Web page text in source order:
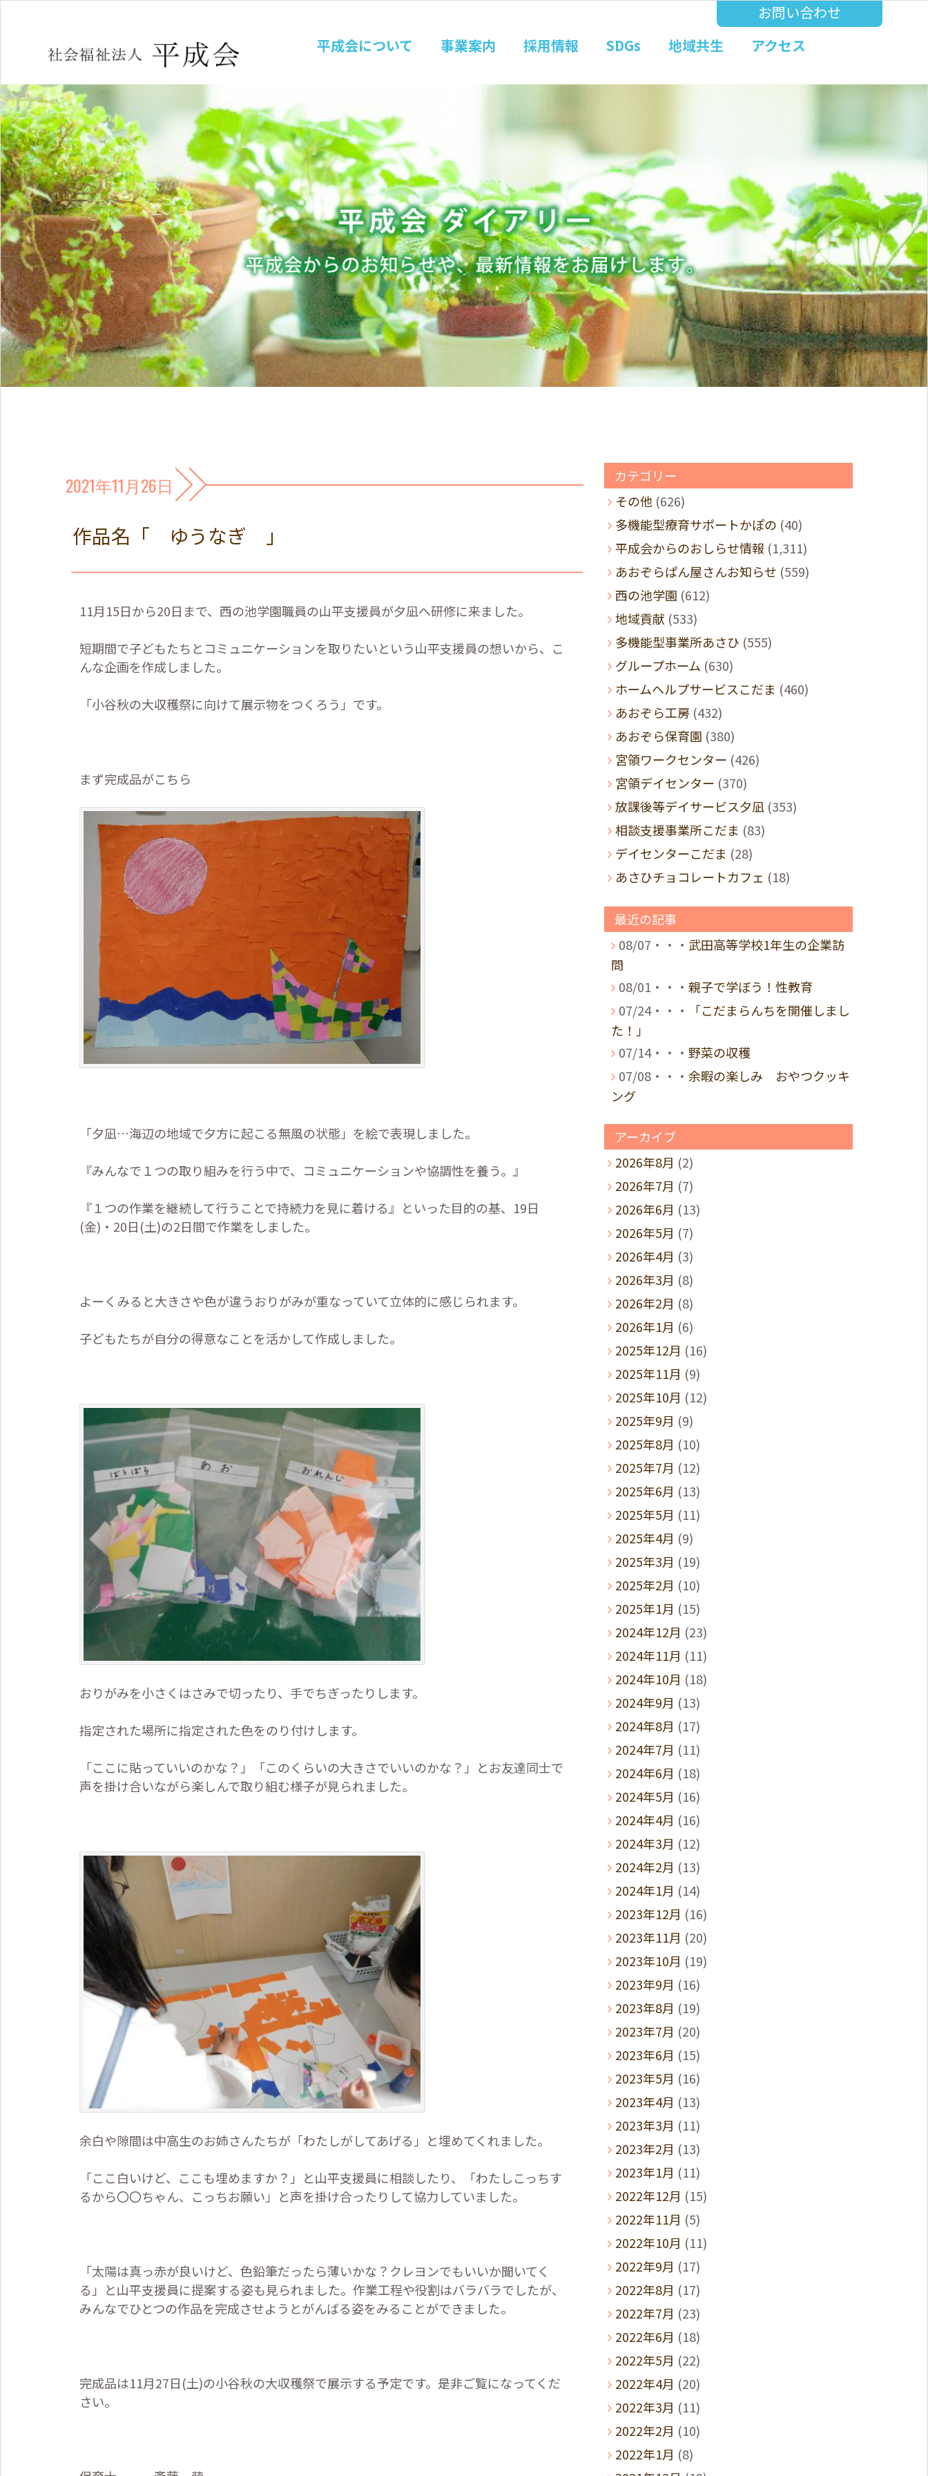
お問い合わせ
平成会について
事業案内 採用情報 SDGs 地域共生 アクセス
2021年11月26日
作品名「 ゆうなぎ 」
11月15日から20日まで、西の池学園職員の山平支援員が夕凪へ研修に来ました。
短期間で子どもたちとコミュニケーションを取りたいという山平支援員の想いから、こ
んな企画を作成しました。
「小谷秋の大収穫祭に向けて展示物をつくろう」です。
まず完成品がこちら
「夕凪…海辺の地域で夕方に起こる無風の状態」を絵で表現しました。
『みんなで１つの取り組みを行う中で、コミュニケーションや協調性を養う。』
『１つの作業を継続して行うことで持続力を見に着ける』といった目的の基、 19日
(金) ・ 20日(土)の2日間で作業をしました。
よーくみると大きさや色が違うおりがみが重なっていて立体的に感じられます。
子どもたちが自分の得意なことを活かして作成しました。
おりがみを小さくはさみで切ったり、手でちぎったりします。
指定された場所に指定された色をのり付けします。
「ここに貼っていいのかな？」「このくらいの大きさでいいのかな？」とお友達同士で
声を掛け合いながら楽しんで取り組む様子が見られました。
余白や隙間は中高生のお姉さんたちが「わたしがしてあげる」と埋めてくれました。
「ここ白いけど、ここも埋めますか？」と山平支援員に相談したり、「わたしこっちす
るから〇〇ちゃん、こっちお願い」と声を掛け合ったりして協力していました。
「太陽は真っ赤が良いけど、色鉛筆だったら薄いかな？クレヨンでもいいか聞いてく
る」と山平支援員に提案する姿も見られました。作業工程や役割はバラバラでしたが、
みんなでひとつの作品を完成させようとがんばる姿をみることができました。
完成品は11月27日(土)の小谷秋の大収穫祭で展示する予定です。是非ご覧になってくだ
さい。
カテゴリー
その他 (626)
多機能型療育サポートかぽの (40)
平成会からのおしらせ情報 (1,311)
あおぞらぱん屋さんお知らせ (559)
西の池学園 (612)
地域貢献 (533)
多機能型事業所あさひ (555)
グループホーム (630)
ホームヘルプサービスこだま (460)
あおぞら工房 (432)
あおぞら保育園 (380)
宮領ワークセンター (426)
宮領デイセンター (370)
放課後等デイサービス夕凪 (353)
相談支援事業所こだま (83)
デイセンターこだま (28)
あさひチョコレートカフェ (18)
最近の記事
08/07・・・ 武田高等学校1年生の企業訪
問
08/01・・・ 親子で学ぼう！性教育
07/24・・・
「こだまらんちを開催しまし
た！」
07/14・・・ 野菜の収穫
07/08・・・ 余暇の楽しみ おやつクッキ
ング
アーカイブ
2026年8月 (2)
2026年7月 (7)
2026年6月 (13)
2026年5月 (7)
2026年4月 (3)
2026年3月 (8)
2026年2月 (8)
2026年1月 (6)
2025年12月 (16)
2025年11月 (9)
2025年10月 (12)
2025年9月 (9)
2025年8月 (10)
2025年7月 (12)
2025年6月 (13)
2025年5月 (11)
2025年4月 (9)
2025年3月 (19)
2025年2月 (10)
2025年1月 (15)
2024年12月 (23)
2024年11月 (11)
2024年10月 (18)
2024年9月 (13)
2024年8月 (17)
2024年7月 (11)
2024年6月 (18)
2024年5月 (16)
2024年4月 (16)
2024年3月 (12)
2024年2月 (13)
2024年1月 (14)
2023年12月 (16)
2023年11月 (20)
2023年10月 (19)
2023年9月 (16)
2023年8月 (19)
2023年7月 (20)
2023年6月 (15)
2023年5月 (16)
2023年4月 (13)
2023年3月 (11)
2023年2月 (13)
2023年1月 (11)
2022年12月 (15)
2022年11月 (5)
2022年10月 (11)
2022年9月 (17)
2022年8月 (17)
2022年7月 (23)
2022年6月 (18)
2022年5月 (22)
2022年4月 (20)
2022年3月 (11)
2022年2月 (10)
2022年1月 (8)